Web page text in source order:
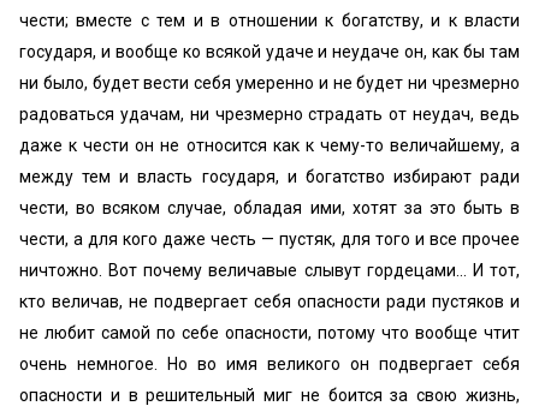
чести; вместе с тем и в отношении к богатству, и к власти
государя, и вообще ко всякой удаче и неудаче он, как бы там
ни было, будет вести себя умеренно и не будет ни чрезмерно
радоваться удачам, ни чрезмерно страдать от неудач, ведь
даже к чести он не относится как к чему-то величайшему, а
между тем и власть государя, и богатство избирают ради
чести, во всяком случае, обладая ими, хотят за это быть в
чести, а для кого даже честь — пустяк, для того и все прочее
ничтожно. Вот почему величавые слывут гордецами… И тот,
кто величав, не подвергает себя опасности ради пустяков и
не любит самой по себе опасности, потому что вообще чтит
очень немногое. Но во имя великого он подвергает себя
опасности и в решительный миг не боится за свою жизнь,